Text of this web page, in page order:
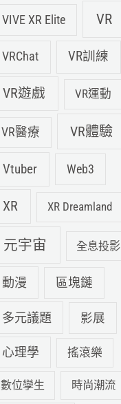
VIVE XR Elite VR
VRChat VR訓練
VR遊戲 VR運動
VR醫療 VR體驗
Vtuber Web3
XR XR Dreamland
元宇宙 全息投影
動漫 區塊鏈
多元議題 影展
心理學 搖滾樂
數位孿生 時尚潮流